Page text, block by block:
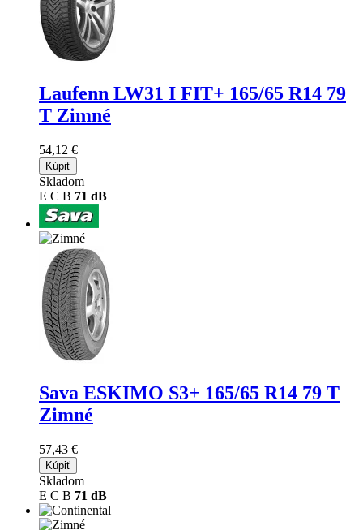
Laufenn LW31 I FIT+ 165/65 R14 79
T Zimné
54,12 €
Kúpiť
Skladom
E C B 71 dB
Sava ESKIMO S3+ 165/65 R14 79 T
Zimné
57,43 €
Kúpiť
Skladom
E C B 71 dB